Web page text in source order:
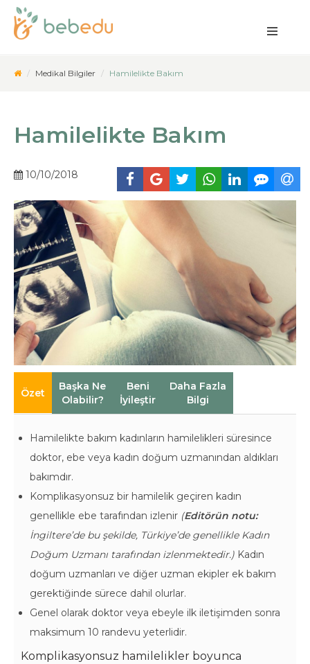
Medikal Bilgiler Hamilelikte Bakım
Hamilelikte Bakım
10/10/2018
Özet
Başka Ne
Olabilir?
Beni
İyileştir
Daha Fazla
Bilgi
Hamilelikte bakım kadınların hamilelikleri süresince
doktor, ebe veya kadın doğum uzmanından aldıkları
bakımdır.
Komplikasyonsuz bir hamilelik geçiren kadın
genellikle ebe tarafından izlenir (Editörün notu:
İngiltere’de bu şekilde, Türkiye’de genellikle Kadın
Doğum Uzmanı tarafından izlenmektedir.) Kadın
doğum uzmanları ve diğer uzman ekipler ek bakım
gerektiğinde sürece dahil olurlar.
Genel olarak doktor veya ebeyle ilk iletişimden sonra
maksimum 10 randevu yeterlidir.
Komplikasyonsuz hamilelikler boyunca